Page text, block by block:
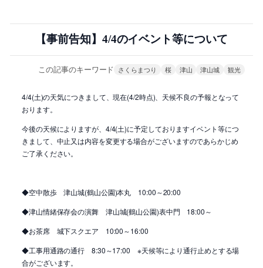
【事前告知】4/4のイベント等について
この記事のキーワード さくらまつり 桜 津山 津山城 観光
4/4(土)の天気につきまして、現在(4/2時点)、天候不良の予報となって
おります。
今後の天候によりますが、4/4(土)に予定しておりますイベント等につ
きまして、中止又は内容を変更する場合がございますのであらかじめ
ご了承ください。
◆空中散歩 津山城(鶴山公園)本丸 10:00～20:00
◆津山情緒保存会の演舞 津山城(鶴山公園)表中門 18:00～
◆お茶席 城下スクエア 10:00～16:00
◆工事用通路の通行 8:30～17:00 ※天候等により通行止めとする場
合がございます。